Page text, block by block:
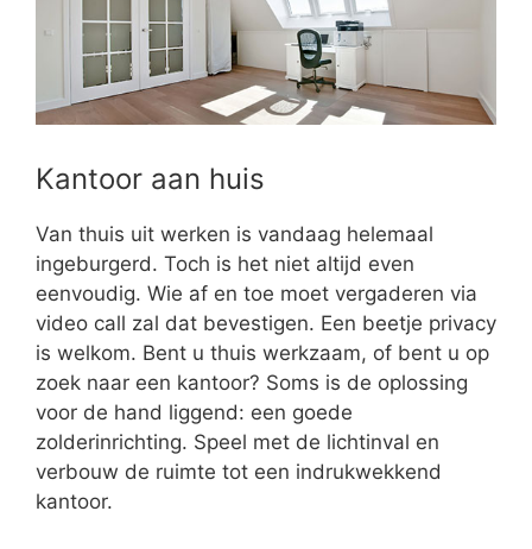
Kantoor aan huis
Van thuis uit werken is vandaag helemaal
ingeburgerd. Toch is het niet altijd even
eenvoudig. Wie af en toe moet vergaderen via
video call zal dat bevestigen. Een beetje privacy
is welkom. Bent u thuis werkzaam, of bent u op
zoek naar een kantoor? Soms is de oplossing
voor de hand liggend: een goede
zolderinrichting. Speel met de lichtinval en
verbouw de ruimte tot een indrukwekkend
kantoor.